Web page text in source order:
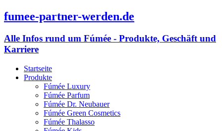
fumee-partner-werden.de
Alle Infos rund um Fúmée - Produkte, Geschäft und
Karriere
Startseite
Produkte
Fúmée Luxury
Fúmée Parfum
Fúmée Dr. Neubauer
Fúmée Green Cosmetics
Fúmée Thalasso